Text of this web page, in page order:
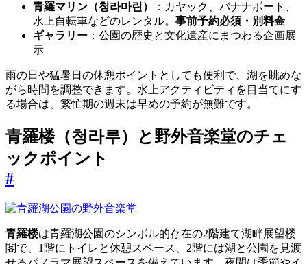
青羅マリン（청라마린）
：カヤック、バナナボート、
水上自転車などのレンタル。 事前予約必須・別料金
ギャラリー ：公園の歴史と文化遺産にまつわる企画展
示
雨の日や猛暑日の休憩ポイントとしても便利で、湖を眺めな
がら時間を調整できます。水上アクティビティを目当てにす
る場合は、繁忙期の週末は早めの予約が無難です。
青羅楼（청라루）と野外音楽堂のチェ
ックポイント
#
青羅楼は青羅湖公園のシンボル的存在の2階建て湖畔展望楼
閣で、1階にトイレと休憩スペース、2階には湖と公園を見渡